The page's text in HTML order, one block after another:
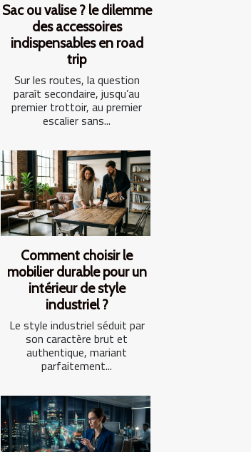
Sac ou valise ? le dilemme
des accessoires
indispensables en road
trip
Sur les routes, la question
paraît secondaire, jusqu’au
premier trottoir, au premier
escalier sans...
Comment choisir le
mobilier durable pour un
intérieur de style
industriel ?
Le style industriel séduit par
son caractère brut et
authentique, mariant
parfaitement...